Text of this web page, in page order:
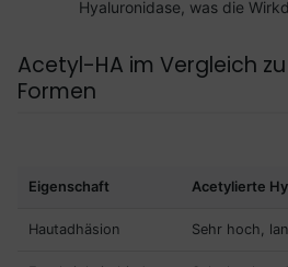
Hyaluronidase, was die
Acetyl-HA im Vergleich
Formen
Eigenschaft Acetylierte
Hautadhäsion Sehr hoch,